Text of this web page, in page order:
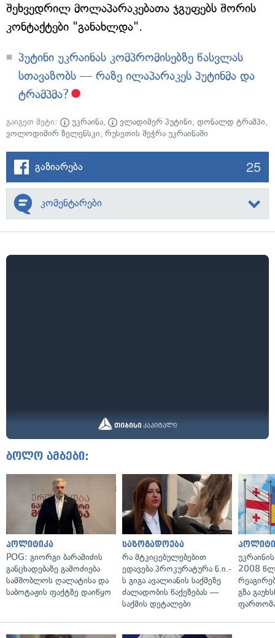
შეხვედრილ მოლაპარაკებათა ჯგუფებს შორის
კონტაქტები "განახლდა".
პუტინი უკრაინას კომპრომისებზე წასვლას
სთავაზობს — რაზე ილაპარაკეს პუტინმა და
ტრამპმა?
გაიგეთ მეტი: უკრაინა, ვლადიმერ პუტინი, დონალდ ტრამპი,
ვოლოდიმირ ზელენსკი, რუსეთის შეჭრა უკრაინაში
გაზიარება 25
კომენტარები
ბოლო ამბები:
პოლიტიკა
POG: გიორგი ბარამიძის
განცხადებაზე გამოძიება
სამშობლოს ღალატისა და
საბოტაჟის ფაქტზე დაიწყო
საზოგადოება
რა მტკიცებულებებით
ედავება პროკურატურა ნ.ი.-
ს გიგა ავალიანის საქმეზე
ძალადობის წაქეზებას —
საქმის დეტალები
2008
გზა